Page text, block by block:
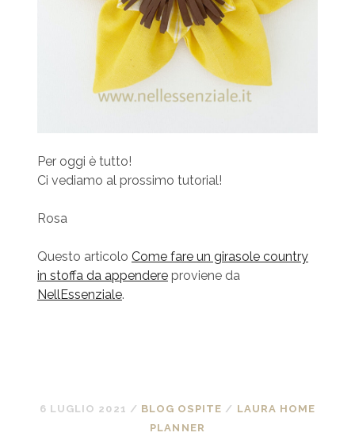
Per oggi è tutto!
Ci vediamo al prossimo tutorial!
Rosa
Questo articolo Come fare un girasole country
in stoffa da appendereproviene da
NellEssenziale.
6 LUGLIO 2021 / BLOG OSPITE / LAURA HOME
PLANNER